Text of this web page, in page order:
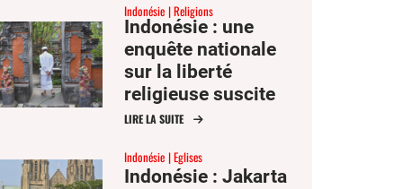
Indonésie Religions
Indonésie : une
enquête nationale
sur la liberté
religieuse suscite
la controverse
LIRE LA SUITE
Indonésie Eglises
Indonésie : Jakarta